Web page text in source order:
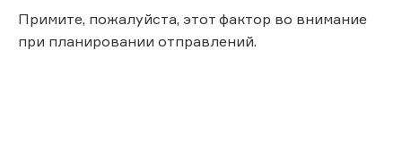
Примите, пожалуйста, этот фактор во внимание
при планировании отправлений.